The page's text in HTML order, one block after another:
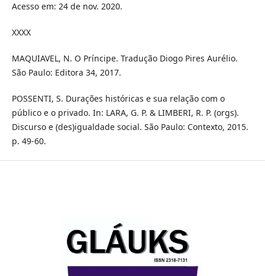
Acesso em: 24 de nov. 2020.
XXXX
MAQUIAVEL, N. O Príncipe. Tradução Diogo Pires Aurélio.
São Paulo: Editora 34, 2017.
POSSENTI, S. Durações históricas e sua relação com o
público e o privado. In: LARA, G. P. & LIMBERI, R. P. (orgs).
Discurso e (des)igualdade social. São Paulo: Contexto, 2015.
p. 49-60.